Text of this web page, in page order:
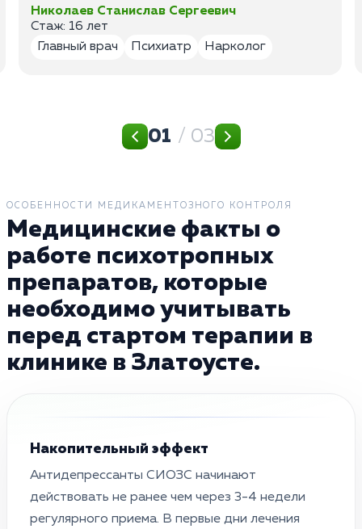
Николаев Станислав Сергеевич
Стаж: 16 лет
Главный врач
Психиатр Нарколог
01 / 03
ОСОБЕННОСТИ МЕДИКАМЕНТОЗНОГО КОНТРОЛЯ
Медицинские факты о
работе психотропных
препаратов, которые
необходимо учитывать
перед стартом терапии в
клинике в Златоусте.
Накопительный эффект
Антидепрессанты СИОЗС начинают
действовать не ранее чем через 3-4 недели
регулярного приема. В первые дни лечения